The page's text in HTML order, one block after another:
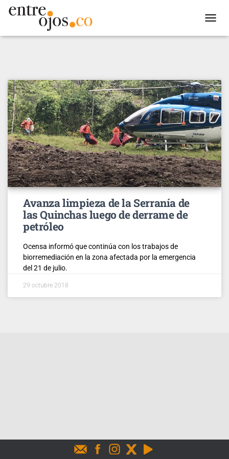
Avanza limpieza de la Serranía de
las Quinchas luego de derrame de
petróleo
Ocensa informó que continúa con los trabajos de
biorremediación en la zona afectada por la emergencia
del 21 de julio.
29 octubre 2018